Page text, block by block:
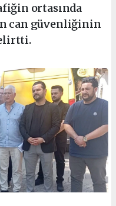
ortasında
can güvenliğinin